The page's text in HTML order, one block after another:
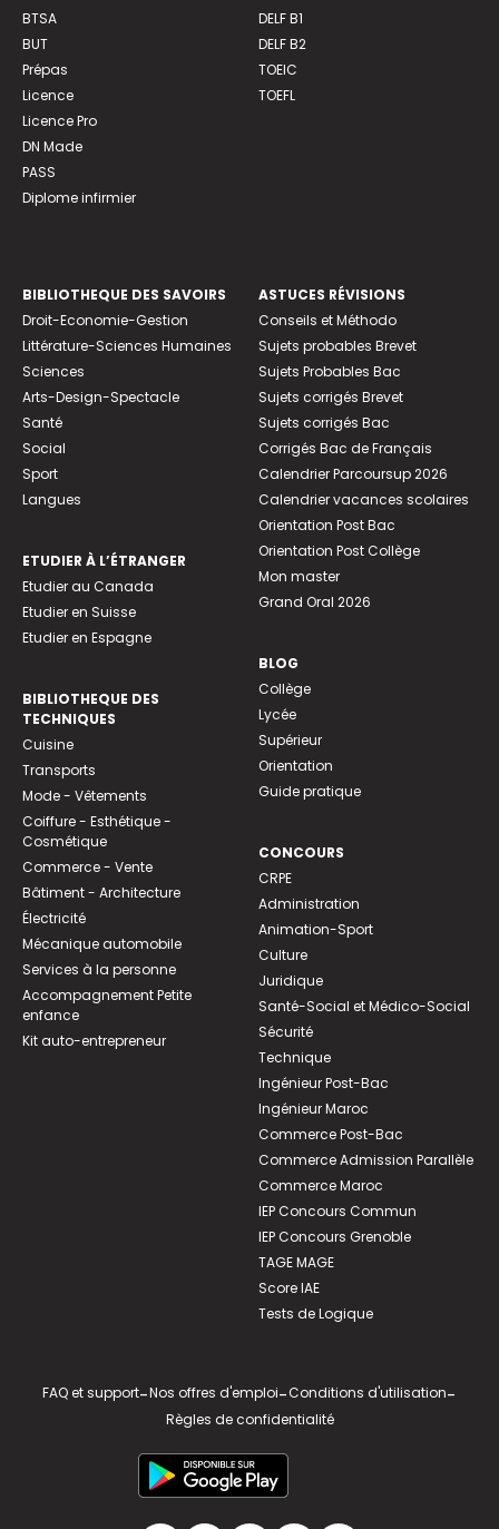
BTSA
BUT
Prépas
Licence
Licence Pro
DN Made
PASS
Diplome infirmier
DELF B1
DELF B2
TOEIC
TOEFL
BIBLIOTHEQUE DES SAVOIRS
Droit-Economie-Gestion
Littérature-Sciences Humaines
Sciences
Arts-Design-Spectacle
Santé
Social
Sport
Langues
ETUDIER À L’ÉTRANGER
Etudier au Canada
Etudier en Suisse
Etudier en Espagne
BIBLIOTHEQUE DES
TECHNIQUES
Cuisine
Transports
Mode - Vêtements
Coiffure - Esthétique -
Cosmétique
Commerce - Vente
Bâtiment - Architecture
Électricité
Mécanique automobile
Services à la personne
Accompagnement Petite
enfance
Kit auto-entrepreneur
ASTUCES RÉVISIONS
Conseils et Méthodo
Sujets probables Brevet
Sujets Probables Bac
Sujets corrigés Brevet
Sujets corrigés Bac
Corrigés Bac de Français
Calendrier Parcoursup 2026
Calendrier vacances scolaires
Orientation Post Bac
Orientation Post Collège
Mon master
Grand Oral 2026
BLOG
Collège
Lycée
Supérieur
Orientation
Guide pratique
CONCOURS
CRPE
Administration
Animation-Sport
Culture
Juridique
Santé-Social et Médico-Social
Sécurité
Technique
Ingénieur Post-Bac
Ingénieur Maroc
Commerce Post-Bac
Commerce Admission Parallèle
Commerce Maroc
IEP Concours Commun
IEP Concours Grenoble
TAGE MAGE
Score IAE
Tests de Logique
FAQ et support-Nos offres d'emploi-Conditions d'utilisation-
Règles de confidentialité